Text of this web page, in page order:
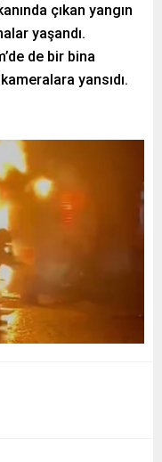
çıkan yangın
yaşandı.
de bir bina
yansıdı.